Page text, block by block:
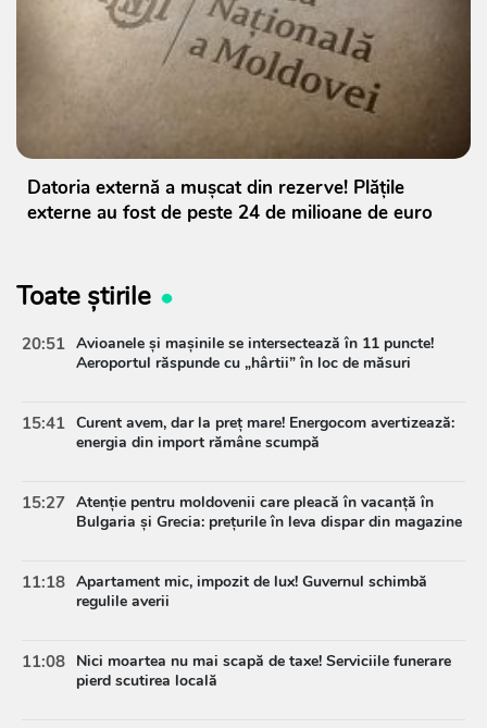
Datoria externă a mușcat din rezerve! Plățile
externe au fost de peste 24 de milioane de euro
Toate știrile
20:51 Avioanele și mașinile se intersectează în 11 puncte!
Aeroportul răspunde cu „hârtii” în loc de măsuri
15:41 Curent avem, dar la preț mare! Energocom avertizează:
energia din import rămâne scumpă
15:27 Atenție pentru moldovenii care pleacă în vacanță în
Bulgaria și Grecia: prețurile în leva dispar din magazine
11:18 Apartament mic, impozit de lux! Guvernul schimbă
regulile averii
11:08 Nici moartea nu mai scapă de taxe! Serviciile funerare
pierd scutirea locală